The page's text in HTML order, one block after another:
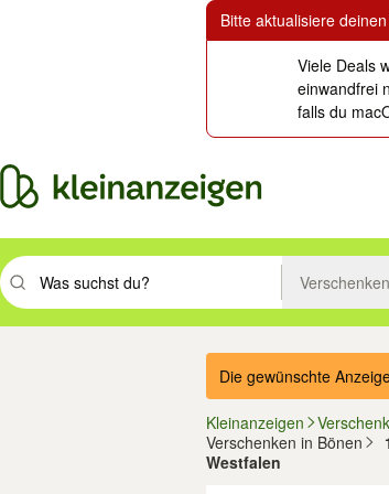
Bitte aktualisiere
Viele Deals
einwandfrei
falls du
Suchbegriff eingeben. Eingabetaste drücken um zu
Verschenken
Die gewünschte
Kleinanzeigen
Verschenken in Bönen
Westfalen